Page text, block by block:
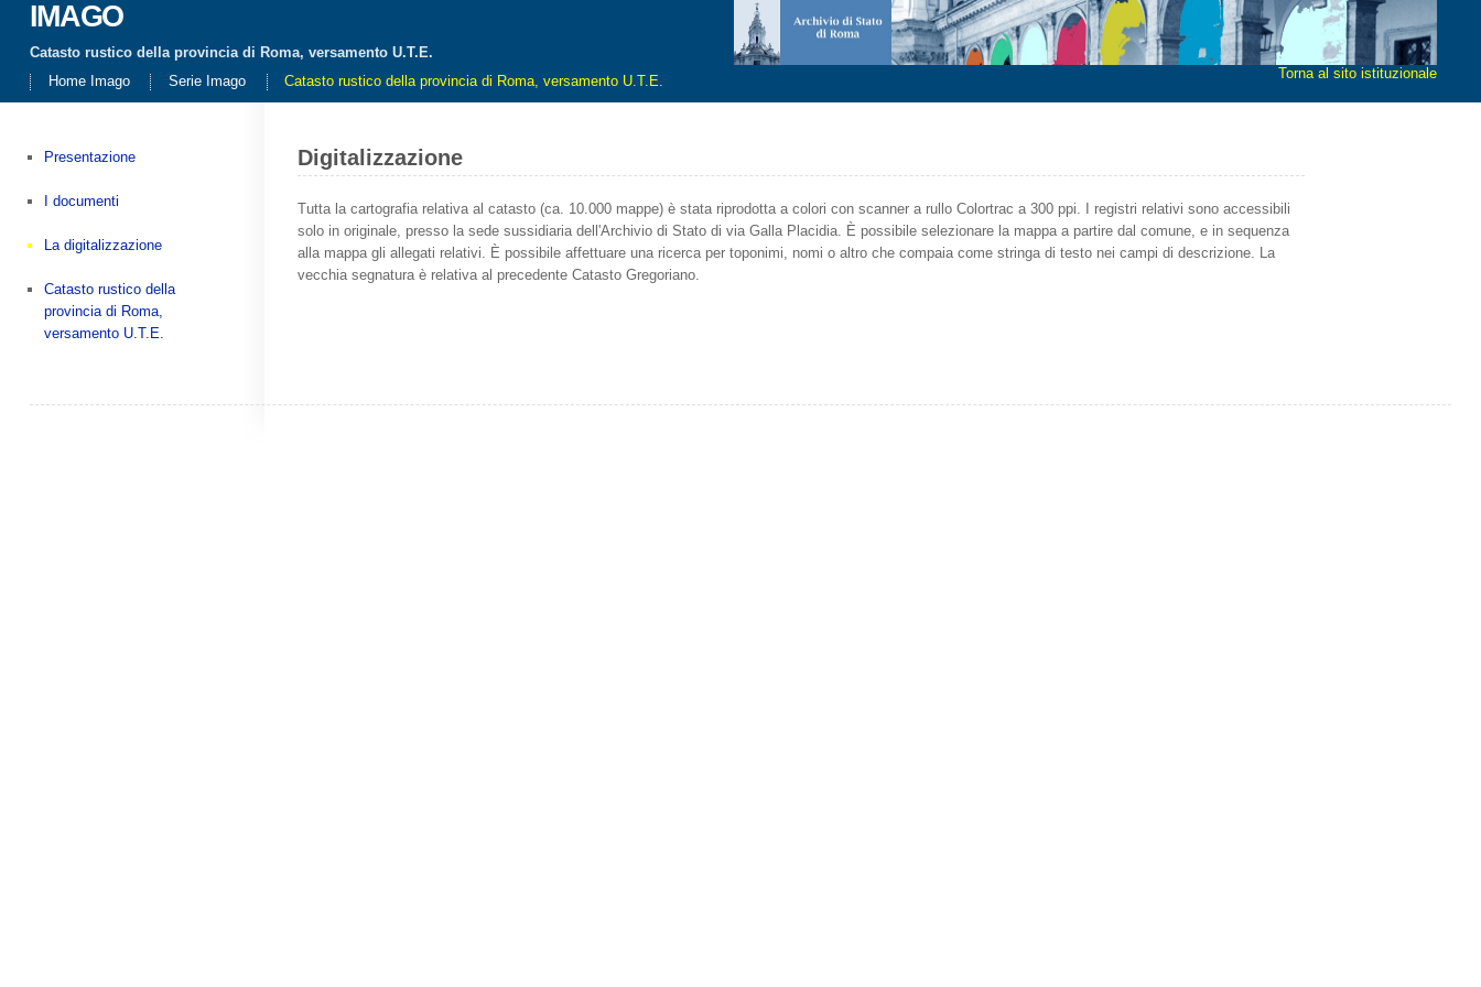
IMAGO
Catasto rustico della provincia di Roma, versamento U.T.E.
Torna al sito istituzionale
Home Imago Serie Imago Catasto rustico della provincia di Roma, versamento U.T.E.
Digitalizzazione
Tutta la cartografia relativa al catasto (ca. 10.000 mappe) è stata riprodotta a colori con scanner a rullo Colortrac a 300 ppi. I registri relativi sono accessibili
solo in originale, presso la sede sussidiaria dell'Archivio di Stato di via Galla Placidia. È possibile selezionare la mappa a partire dal comune, e in sequenza
alla mappa gli allegati relativi. È possibile affettuare una ricerca per toponimi, nomi o altro che compaia come stringa di testo nei campi di descrizione. La
vecchia segnatura è relativa al precedente Catasto Gregoriano.
Presentazione
I documenti
La digitalizzazione
Catasto rustico della
provincia di Roma,
versamento U.T.E.